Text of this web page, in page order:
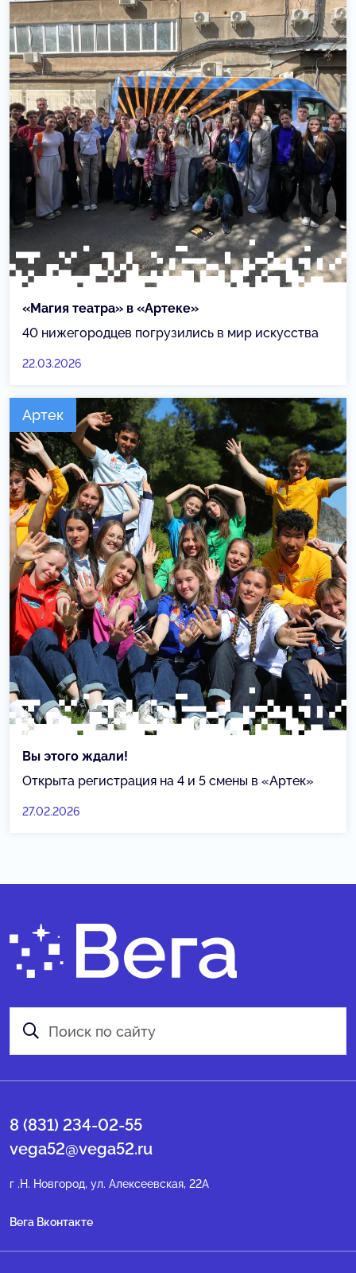
«Магия театра» в «Артеке»
40 нижегородцев погрузились в мир искусства
22.03.2026
Артек
Вы этого ждали!
Открыта регистрация на 4 и 5 смены в «Артек»
27.02.2026
8 (831) 234-02-55
vega52@vega52.ru
г .Н. Новгород, ул. Алексеевская, 22А
Вега Вконтакте